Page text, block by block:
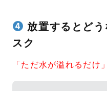
放置するとど
スク
「ただ水が溢れるだけ